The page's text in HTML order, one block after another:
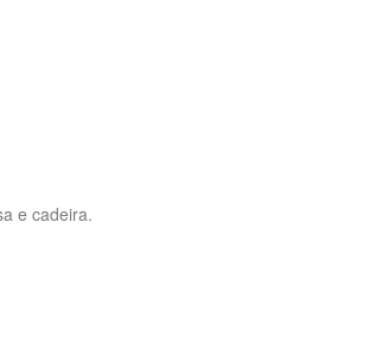
e cadeira.